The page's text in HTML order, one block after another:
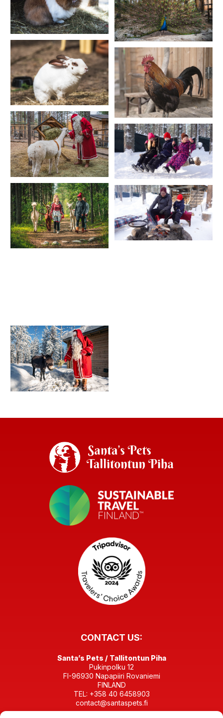
CONTACT US:
Santa’s Pets / Tallitontun Piha
Pukinpolku 12
FI-96930 Napapiiri Rovaniemi
FINLAND
TEL: +358 40 6458903
contact@santaspets.fi